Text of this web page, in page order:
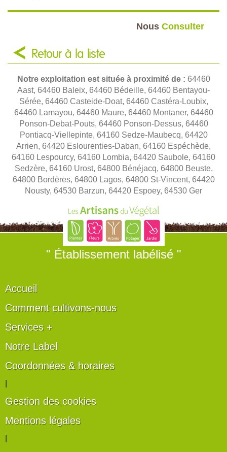
Nous Consulter
Retour à la liste
Notre exploitation est située à proximité de : 64460
Aast, 64460 Baleix, 64460 Bédeille, 64460 Bentayou-
Sérée, 64460 Casteide-Doat, 64460 Castéra-Loubix,
64460 Lamayou, 64460 Maure, 64460 Montaner, 64460
Ponson-Debat-Pouts, 64460 Ponson-Dessus, 64460
Pontiacq-Viellepinte, 64160 Sedze-Maubecq, 64420
Arrien, 64420 Eslourenties-Daban, 64160 Espéchède,
64160 Lespourcy, 64160 Lombia, 64420 Saubole, 64160
Sedzère, 64160 Urost, 64800 Bénéjacq, 64800 Beuste,
64800 Bordères, 64800 Lagos, 64800 St-Vincent, 64420
Nousty, 64530 Barzun, 64420 Espoey, 64530 Ger
" Établissement labélisé "
Accueil
Comment cultivons-nous
Services +
Notre Label
Coordonnées & horaires
Gestion des cookies
Mentions légales